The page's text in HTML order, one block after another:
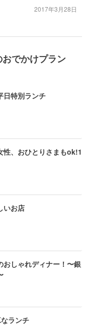
2017年3月28日
でかけプラン
日特別ランチ
性、おひとりさまもok!1
いお店
しゃれディナー！〜銀
ランチ